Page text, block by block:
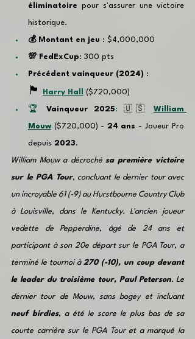
éliminatoire pour s'assurer une victoire
historique.
💰 Montant en jeu : $4,000,000
💯 FedExCup: 300 pts
Précédent vainqueur (2024) :
🏴󠁧󠁢󠁥󠁮󠁧󠁿 Harry Hall ($720,000)
🏆 Vainqueur 2025: 🇺🇸 William
Mouw ($720,000) - 24 ans - Joueur Pro
depuis 2023.
William Mouw a décroché sa première victoire
sur le PGA Tour, concluant le dernier tour avec
un incroyable 61 (-9) au Hurstbourne Country Club
à Louisville, dans le Kentucky. L'ancien joueur
vedette de Pepperdine, âgé de 24 ans et
participant à son 20e départ sur le PGA Tour, a
terminé le tournoi à 270 (-10), un coup devant
le leader du troisième tour, Paul Peterson. Le
dernier tour de Mouw, sans bogey et incluant
neuf birdies, a été le score le plus bas de sa
courte carrière sur le PGA Tour et a marqué la